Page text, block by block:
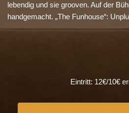
lebendig und sie grooven. Auf der
handgemacht. „The Funhouse“:
Eintritt: 12€/10€